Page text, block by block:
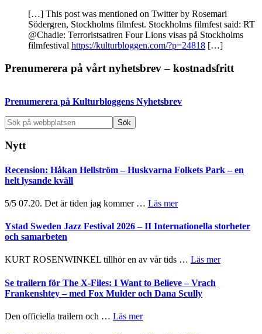
[…] This post was mentioned on Twitter by Rosemari
Södergren, Stockholms filmfest. Stockholms filmfest said: RT
@Chadie: Terroristsatiren Four Lions visas på Stockholms
filmfestival https://kulturbloggen.com/?p=24818 […]
Primärt
Prenumerera på vårt nyhetsbrev – kostnadsfritt
Prenumerera på Kulturbloggens Nyhetsbrev
Sök
på
webbplatsen
Nytt
Recension: Håkan Hellström – Huskvarna Folkets Park – en
helt lysande kväll
5/5 07.20. Det är tiden jag kommer … Läs merom
Håkan
Huskvarna
Folkets
–
en
Ystad Sweden Jazz Festival 2026 – II Internationella storheter
och samarbeten
KURT ROSENWINKEL tillhör en av vår tids … Läs merom
Se trailern för The X-Files: I Want to Believe – Vrach
Frankenshtey – med Fox Mulder och Dana Scully
Den officiella trailern och … Läs merom